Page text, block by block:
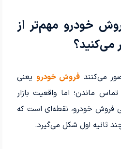
خودرو مهم‌تر از
می‌کنید؟
می‌کنندفروش خودرو یعنی
ماندن؛ اما واقعیت بازار
فروش خودرو، نقطه‌ای است که
ثانیه اول شکل می‌گیرد.